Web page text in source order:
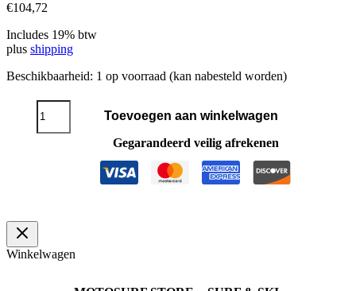
€104,72
Includes 19% btw
plus shipping
Beschikbaarheid: 1 op voorraad (kan nabesteld worden)
Titanium
uitlaatspruitstuk
Toevoegen aan winkelwagen
Gegarandeerd veilig afrekenen
Winkelwagen